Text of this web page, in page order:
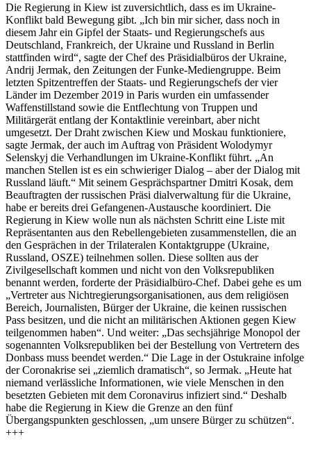
Die Regierung in Kiew ist zuversichtlich, dass es im Ukraine-
Konflikt bald Bewegung gibt. „Ich bin mir sicher, dass noch in
diesem Jahr ein Gipfel der Staats- und Regierungschefs aus
Deutschland, Frankreich, der Ukraine und Russland in Berlin
stattfinden wird“, sagte der Chef des Präsidialbüros der Ukraine,
Andrij Jermak, den Zeitungen der Funke-Mediengruppe. Beim
letzten Spitzentreffen der Staats- und Regierungschefs der vier
Länder im Dezember 2019 in Paris wurden ein umfassender
Waffenstillstand sowie die Entflechtung von Truppen und
Militärgerät entlang der Kontaktlinie vereinbart, aber nicht
umgesetzt. Der Draht zwischen Kiew und Moskau funktioniere,
sagte Jermak, der auch im Auftrag von Präsident Wolodymyr
Selenskyj die Verhandlungen im Ukraine-Konflikt führt. „An
manchen Stellen ist es ein schwieriger Dialog – aber der Dialog mit
Russland läuft.“ Mit seinem Gesprächspartner Dmitri Kosak, dem
Beauftragten der russischen Präsi dialverwaltung für die Ukraine,
habe er bereits drei Gefangenen-Austausche koordiniert. Die
Regierung in Kiew wolle nun als nächsten Schritt eine Liste mit
Repräsentanten aus den Rebellengebieten zusammenstellen, die an
den Gesprächen in der Trilateralen Kontaktgruppe (Ukraine,
Russland, OSZE) teilnehmen sollen. Diese sollten aus der
Zivilgesellschaft kommen und nicht von den Volksrepubliken
benannt werden, forderte der Präsidialbüro-Chef. Dabei gehe es um
„Vertreter aus Nichtregierungsorganisationen, aus dem religiösen
Bereich, Journalisten, Bürger der Ukraine, die keinen russischen
Pass besitzen, und die nicht an militärischen Aktionen gegen Kiew
teilgenommen haben“. Und weiter: „Das sechsjährige Monopol der
sogenannten Volksrepubliken bei der Bestellung von Vertretern des
Donbass muss beendet werden.“ Die Lage in der Ostukraine infolge
der Coronakrise sei „ziemlich dramatisch“, so Jermak. „Heute hat
niemand verlässliche Informationen, wie viele Menschen in den
besetzten Gebieten mit dem Coronavirus infiziert sind.“ Deshalb
habe die Regierung in Kiew die Grenze an den fünf
Übergangspunkten geschlossen, „um unsere Bürger zu schützen“.
+++